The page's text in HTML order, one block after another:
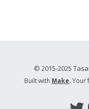
© 2015-2025
Built with Make. Your